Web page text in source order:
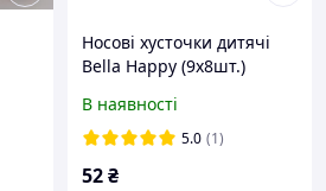
Носові хусточки дитячі
Bella Happy (9x8шт.)
В наявності
5.0 (1)
52₴